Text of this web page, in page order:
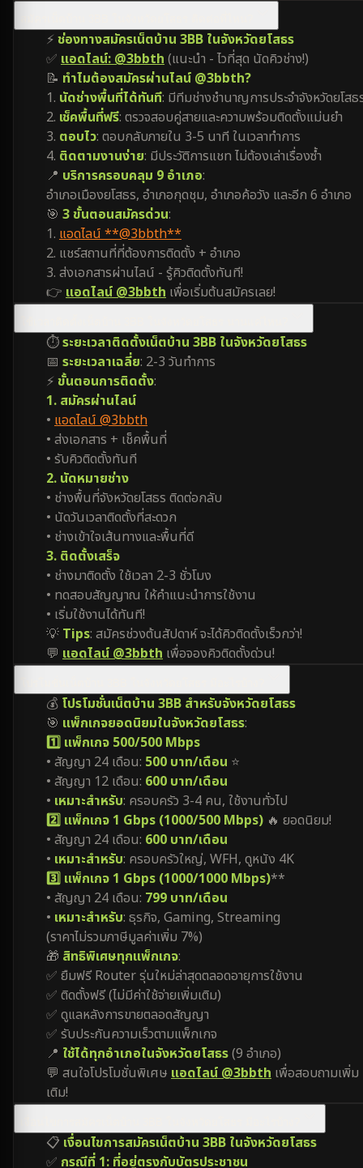
⚡ ช่องทางสมัครเน็ตบ้าน 3BB ในจังหวัดยโสธร
✅ แอดไลน์: @3bbth(แนะนำ - ไวที่สุด นัดคิวช่าง!)
📝 ทำไมต้องสมัครผ่านไลน์ @3bbth?
1. นัดช่างพื้นที่ได้ทันที: มีทีมช่างชำนาญการประจำจังหวัดยโสธ
2. เช็คพื้นที่ฟรี: ตรวจสอบคู่สายและความพร้อมติดตั้งแม่นยำ
3. ตอบไว: ตอบกลับภายใน 3-5 นาที ในเวลาทำการ
4. ติดตามงานง่าย: มีประวัติการแชท ไม่ต้องเล่าเรื่องซ้ำ
📍 บริการครอบคลุม 9 อำเภอ:
อำเภอเมืองยโสธร, อำเภอกุดชุม, อำเภอค้อวัง และอีก 6 อำเภอ
🎯 3 ขั้นตอนสมัครด่วน:
1. แอดไลน์ **@3bbth**
2. แชร์สถานที่ที่ต้องการติดตั้ง + อำเภอ
3. ส่งเอกสารผ่านไลน์ - รู้คิวติดตั้งทันที!
👉 แอดไลน์ @3bbth เพื่อเริ่มต้นสมัครเลย!
⏱️ระยะเวลาติดตั้งเน็ตบ้าน 3BB ในจังหวัดยโสธร
📅 ระยะเวลาเฉลี่ย: 2-3 วันทำการ
⚡ ขั้นตอนการติดตั้ง:
1. สมัครผ่านไลน์
• แอดไลน์ @3bbth
• ส่งเอกสาร + เช็คพื้นที่
• รับคิวติดตั้งทันที
2. นัดหมายช่าง
• ช่างพื้นที่จังหวัดยโสธร ติดต่อกลับ
• นัดวันเวลาติดตั้งที่สะดวก
• ช่างเข้าใจเส้นทางและพื้นที่ดี
3. ติดตั้งเสร็จ
• ช่างมาติดตั้ง ใช้เวลา 2-3 ชั่วโมง
• ทดสอบสัญญาณ ให้คำแนะนำการใช้งาน
• เริ่มใช้งานได้ทันที!
💡 Tips: สมัครช่วงต้นสัปดาห์ จะได้คิวติดตั้งเร็วกว่า!
💬 แอดไลน์ @3bbth เพื่อจองคิวติดตั้งด่วน!
💰 โปรโมชั่นเน็ตบ้าน 3BB สำหรับจังหวัดยโสธร
🎯 แพ็กเกจยอดนิยมในจังหวัดยโสธร:
1️⃣ แพ็กเกจ 500/500 Mbps
• สัญญา 24 เดือน: 500 บาท/เดือน ⭐
• สัญญา 12 เดือน: 600 บาท/เดือน
• เหมาะสำหรับ: ครอบครัว 3-4 คน, ใช้งานทั่วไป
2️⃣ แพ็กเกจ 1 Gbps (1000/500 Mbps) 🔥 ยอดนิยม!
• สัญญา 24 เดือน: 600 บาท/เดือน
• เหมาะสำหรับ: ครอบครัวใหญ่, WFH, ดูหนัง 4K
3️⃣ แพ็กเกจ 1 Gbps (1000/1000 Mbps)**
• สัญญา 24 เดือน: 799 บาท/เดือน
• เหมาะสำหรับ: ธุรกิจ, Gaming, Streaming
(ราคาไม่รวมภาษีมูลค่าเพิ่ม 7%)
🎁 สิทธิพิเศษทุกแพ็กเกจ:
✅ ยืมฟรี Router รุ่นใหม่ล่าสุดตลอดอายุการใช้งาน
✅ ติดตั้งฟรี (ไม่มีค่าใช้จ่ายเพิ่มเติม)
✅ ดูแลหลังการขายตลอดสัญญา
✅ รับประกันความเร็วตามแพ็กเกจ
📍 ใช้ได้ทุกอำเภอในจังหวัดยโสธร(9 อำเภอ)
💬 สนใจโปรโมชั่นพิเศษ แอดไลน์ @3bbth เพื่อสอบถามเพิ่ม
เติม!
📋 เงื่อนไขการสมัครเน็ตบ้าน 3BB ในจังหวัดยโสธร
✅ กรณีที่ 1: ที่อยู่ตรงกับบัตรประชาชน